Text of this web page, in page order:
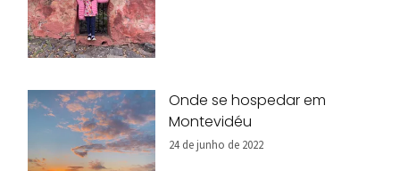
Onde se hospedar em
Montevidéu
24 de junho de 2022